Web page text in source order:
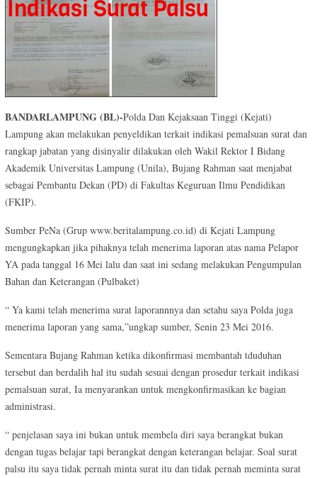
BANDARLAMPUNG (BL)-Polda Dan Kejaksaan Tinggi (Kejati)
Lampung akan melakukan penyeldikan terkait indikasi pemalsuan surat dan
rangkap jabatan yang disinyalir dilakukan oleh Wakil Rektor I Bidang
Akademik Universitas Lampung (Unila), Bujang Rahman saat menjabat
sebagai Pembantu Dekan (PD) di Fakultas Keguruan Ilmu Pendidikan
(FKIP).
Sumber PeNa (Grup www.beritalampung.co.id) di Kejati Lampung
mengungkapkan jika pihaknya telah menerima laporan atas nama Pelapor
YA pada tanggal 16 Mei lalu dan saat ini sedang melakukan Pengumpulan
Bahan dan Keterangan (Pulbaket)
“ Ya kami telah menerima surat laporannnya dan setahu saya Polda juga
menerima laporan yang sama,”ungkap sumber, Senin 23 Mei 2016.
Sementara Bujang Rahman ketika dikonfirmasi membantah tduduhan
tersebut dan berdalih hal itu sudah sesuai dengan prosedur terkait indikasi
pemalsuan surat, Ia menyarankan untuk mengkonfirmasikan ke bagian
administrasi.
“ penjelasan saya ini bukan untuk membela diri saya berangkat bukan
dengan tugas belajar tapi berangkat dengan keterangan belajar. Soal surat
palsu itu saya tidak pernah minta surat itu dan tidak pernah meminta surat